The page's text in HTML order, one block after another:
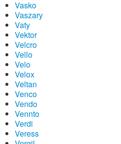
Vasko
Vaszary
Vaty
Vektor
Velcro
Vello
Velo
Velox
Veltan
Venco
Vendo
Vennto
Verdi
Veress